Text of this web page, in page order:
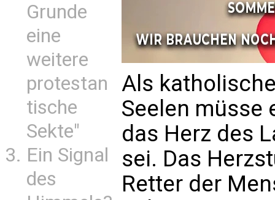
Grunde
eine
weitere
protestan
tische
Sekte"
Ein Signal
des
Als
Seelen müsse
das Herz des
sei. Das
Retter der